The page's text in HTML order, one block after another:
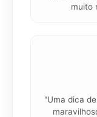
muito
"Uma dica